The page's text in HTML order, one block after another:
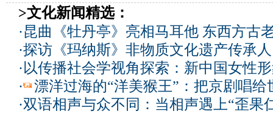
>文化新闻精选：
·昆曲《牡丹亭》亮相马耳他 东西方古
·探访《玛纳斯》非物质文化遗产传承
·以传播社会学视角探索：新中国女性
·
漂洋过海的“洋美猴王”：把京剧唱给
·双语相声与众不同：当相声遇上“歪果